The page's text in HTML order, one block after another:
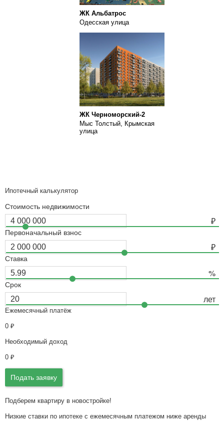
ЖК Альбатрос
Одесская улица
ЖК Черноморский-2
Мыс Толстый, Крымская
улица
Ипотечный калькулятор
Стоимость недвижимости
Первоначальный взнос
Ставка
Срок
Ежемесячный платёж
0 ₽
Необходимый доход
0 ₽
Подать заявку
Подберем квартиру в новостройке!
Низкие ставки по ипотеке с ежемесячным платежом ниже аренды